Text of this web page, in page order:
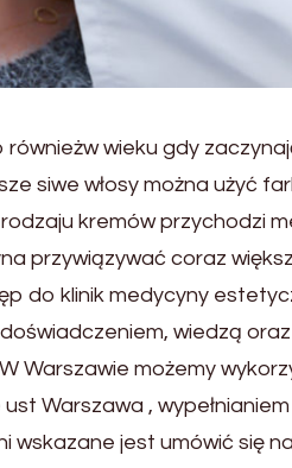
wieku gdy
siwe włosy można użyć
kremów przychodzi
przywiązywać coraz
do klinik medycyny
wiedzą
Warszawie możemy
Warszawa ,
wskazane jest umówić się